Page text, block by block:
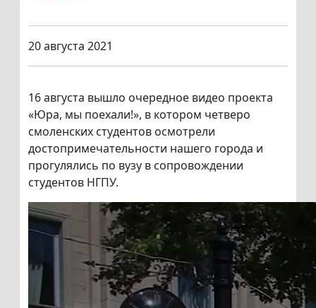
20 августа 2021
16 августа вышло очередное видео проекта
«Юра, мы поехали!», в котором четверо
смоленских студентов осмотрели
достопримечательности нашего города и
прогулялись по вузу в сопровождении
студентов НГПУ.